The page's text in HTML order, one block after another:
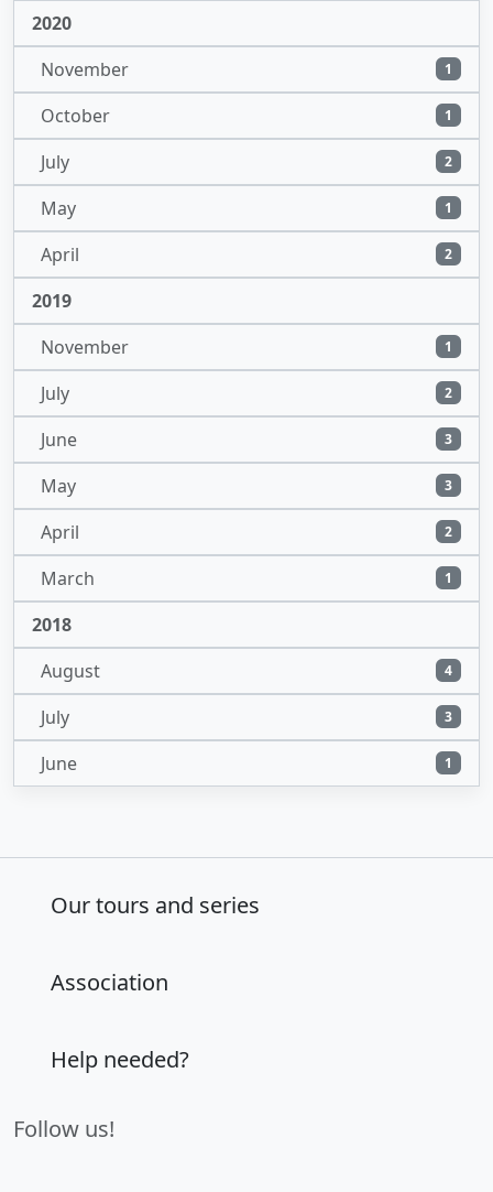
2020
November
1
October 1
July 2
May 1
April 2
2019
November
1
July 2
June 3
May 3
April 2
March 1
2018
August
4
July 3
June 1
Our tours and series
Association
Help needed?
Follow us!